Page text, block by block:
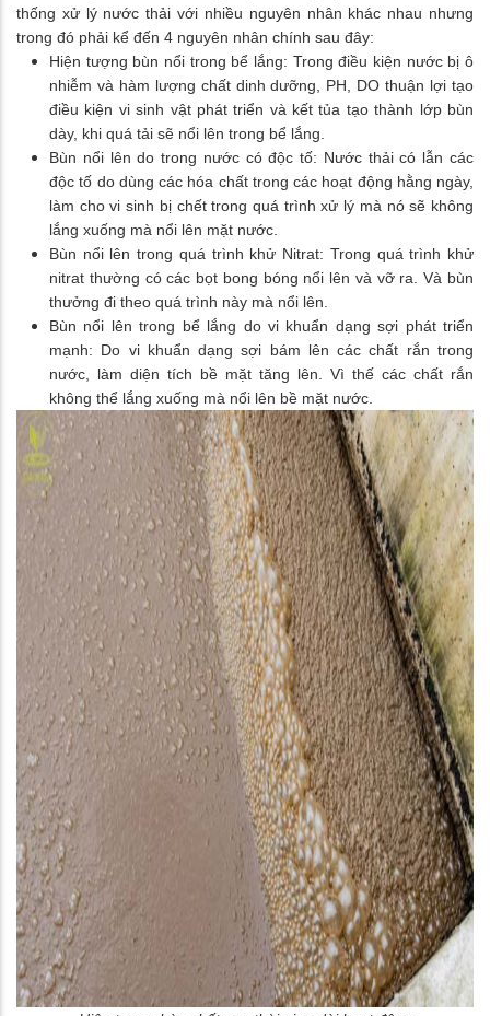
thống xử lý nước thải với nhiều nguyên nhân khác nhau nhưng
trong đó phải kể đến 4 nguyên nhân chính sau đây:
Hiện tượng bùn nổi trong bể lắng: Trong điều kiện nước bị ô
nhiễm và hàm lượng chất dinh dưỡng, PH, DO thuận lợi tạo
điều kiện vi sinh vật phát triển và kết tủa tạo thành lớp bùn
dày, khi quá tải sẽ nổi lên trong bể lắng.
Bùn nổi lên do trong nước có độc tố: Nước thải có lẫn các
độc tố do dùng các hóa chất trong các hoạt động hằng ngày,
làm cho vi sinh bị chết trong quá trình xử lý mà nó sẽ không
lắng xuống mà nổi lên mặt nước.
Bùn nổi lên trong quá trình khử Nitrat: Trong quá trình khử
nitrat thường có các bọt bong bóng nổi lên và vỡ ra. Và bùn
thưởng đi theo quá trình này mà nổi lên.
Bùn nổi lên trong bể lắng do vi khuẩn dạng sợi phát triển
mạnh: Do vi khuẩn dạng sợi bám lên các chất rắn trong
nước, làm diện tích bề mặt tăng lên. Vì thế các chất rắn
không thể lắng xuống mà nổi lên bề mặt nước.